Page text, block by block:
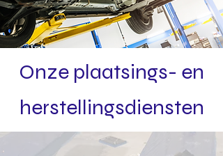
Onze plaatsings- en
herstellingsdiensten